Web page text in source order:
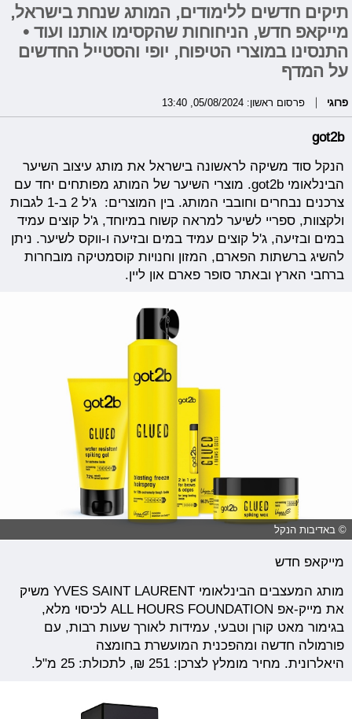
תיקים חדשים ללימודים, המותג שנחת בישראל,
מייקאפ חדש, הניחוחות שהקסימו אותנו ועוד •
התנסינו במוצרי הטיפוח, יופי והסטייל החדשים
על המדף
פרוגי פרסום ראשון: 05/08/2024, 13:40
got2b
הנקל סוד משיקה לראשונה בישראל את מותג עיצוב השיער
הבינלאומי got2b. מוצרי השיער של המותג מפותחים יחד עם
צרכנים נבחרים וחובבי המותג. בין המוצרים:
ג'ל 2 ב-1 לגבות
ולקצוות,ספריי לשיער למראה קשוח במיוחד, ג'ל קוצים עמיד
במים ובזיעה,ג'ל קוצים עמיד במים ובזיעה ו-ווקס לשיער. ניתן
להשיג ברשתות הפארם, המזון וחנויות קוסמטיקה מובחרות
ברחבי הארץ ובאתר סופר פארם און ליין.
© באדיבות הנקל
מייקאפ חדש
מותג המעצבים הבינלאומי YVES SAINT LAURENT משיק
את מייק-אפ ALL HOURS FOUNDATION לכיסוי מלא,
בגימור מאט קורן וטבעי, עמידות לאורך שעות רבות, עם
פורמולה חדשה ומהפכנית המועשרת בחומצה
היאלרונית. מחיר מומלץ לצרכן: 251 ₪, לתכולת: 25 מ"ל.